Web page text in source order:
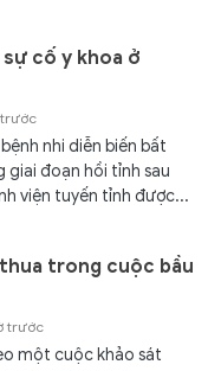
cố y khoa ở
trước
nhi diễn biến bất
đoạn hồi tỉnh sau
viện tuyến tỉnh được...
trong cuộc bầu
trước
một cuộc khảo sát